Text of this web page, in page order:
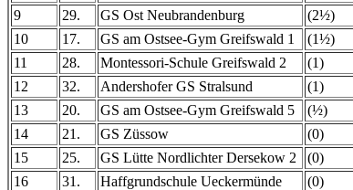
9
29. GS Ost Neubrandenburg (2½)
10
17. GS am Ostsee-Gym Greifswald 1 (1½)
11
28. Montessori-Schule Greifswald 2 (1)
12
32. Andershofer GS Stralsund (1)
13
20. GS am Ostsee-Gym Greifswald 5 (½)
14
21. GS Züssow (0)
15
25. GS Lütte Nordlichter Dersekow 2 (0)
16
31. Haffgrundschule Ueckermünde (0)